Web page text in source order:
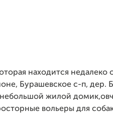
находится недалеко
Бурашевское с-п, дер.
жилой
вольеры для